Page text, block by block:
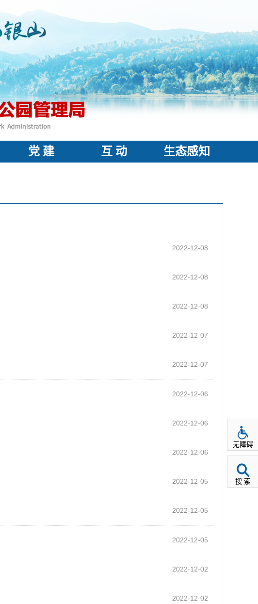
党 建 互 动 生态感知
2022-12-08
2022-12-08
2022-12-08
2022-12-07
2022-12-07
2022-12-06
2022-12-06
2022-12-06
2022-12-05
2022-12-05
2022-12-05
2022-12-02
2022-12-02
无障碍
搜 索